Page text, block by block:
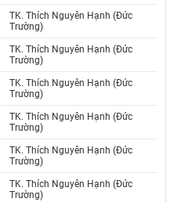
TK. Thích Nguyên Hạnh (Đức
Trường)
TK. Thích Nguyên Hạnh (Đức
Trường)
TK. Thích Nguyên Hạnh (Đức
Trường)
TK. Thích Nguyên Hạnh (Đức
Trường)
TK. Thích Nguyên Hạnh (Đức
Trường)
TK. Thích Nguyên Hạnh (Đức
Trường)